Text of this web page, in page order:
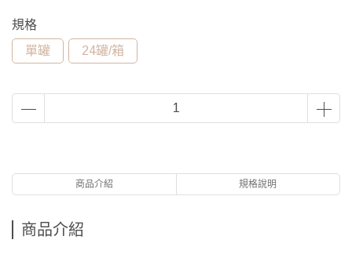
規格
單罐
24罐/箱
商品介紹 規格說明
商品介紹